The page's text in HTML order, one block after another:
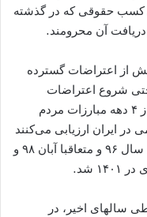
کسب حقوقی که در گذشته
آن محرومند.
از اعتراضات گسترده
حتی شروع اعتراضات
بازنشستگان را نوعی موتور محرکه پس از ۴ دهه مبارزات مردم
در ایران ارزیابی می‌کنند
که منجر به تظاهراتهای گسترده در دیماه سال ۹۶ و متعاقبا آبان ۹۸ و
شد.
سالهای اخیر، در